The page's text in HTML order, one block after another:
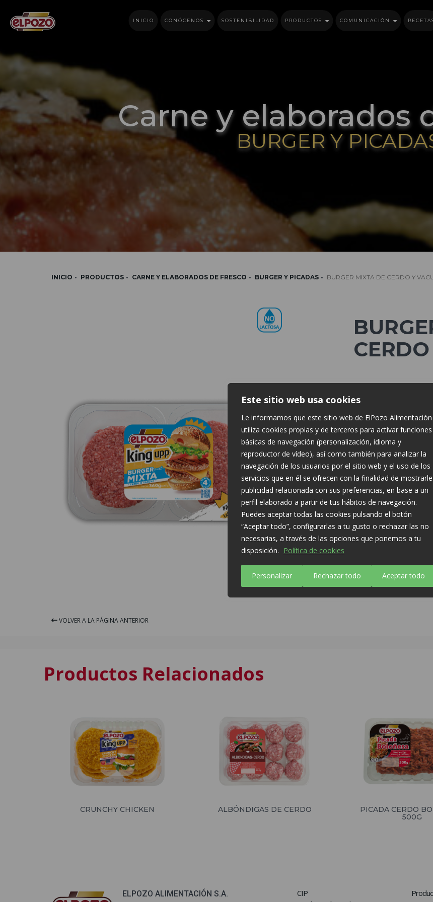
Este sitio web usa cookies
Le informamos que este sitio web de ElPozo Alimentación
utiliza cookies propias y de terceros para activar funciones
básicas de navegación (personalización, idioma y
reproductor de vídeo), así como también para analizar la
navegación de los usuarios por el sitio web y el uso de los
servicios que en él se ofrecen con la finalidad de mostrarle
publicidad relacionada con sus preferencias, en base a un
perfil elaborado a partir de tus hábitos de navegación.
Puedes aceptar todas las cookies pulsando el botón
“Aceptar todo”, configurarlas a tu gusto o rechazar las no
necesarias, a través de las opciones que ponemos a tu
disposición. Política de cookies
Personalizar Rechazar todo Aceptar todo
INICIO CONÓCENOS SOSTENIBILIDAD PRODUCTOS COMUNICACIÓN
Carne y elaborados
BURGER Y
INICIO PRODUCTOS CARNE Y ELABORADOS DE FRESCO BURGER Y PICADAS BURGER MIXTA DE CERDO Y
Energía: 193,6 kcal
Grasas: 14,5 g
De las cuales
Hidratos de
De los cuales
Proteínas: 14,5 g
Sal: 2,2 g
* La imagen del producto o
actualizada. Para
VOLVER A LA PÁGINA ANTERIOR
Productos Relacionados
CRUNCHY CHICKEN ALBÓNDIGAS DE CERDO
PICADA CERDO
500G
ELPOZO ALIMENTACIÓN S.A.
CIP